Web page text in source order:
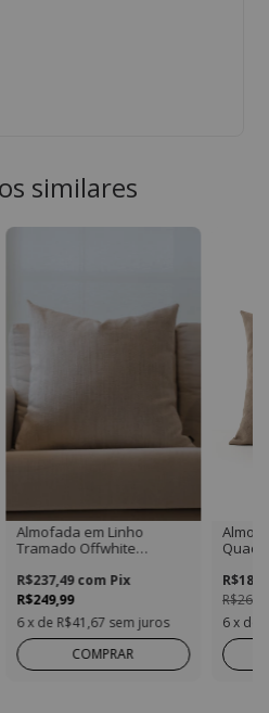
similares
Almofada em Linho
Tramado Offwhite
R$249,99
R$237,49com Pix
6x de R$41,67 sem juros
COMPRAR
6 x de